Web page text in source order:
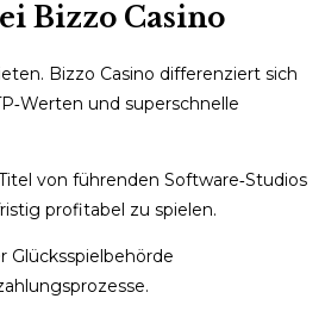
Bizzo Casino
Bizzo Casino differenziert sich
und superschnelle
von führenden Software‑Studios
profitabel zu spielen.
Glücksspielbehörde